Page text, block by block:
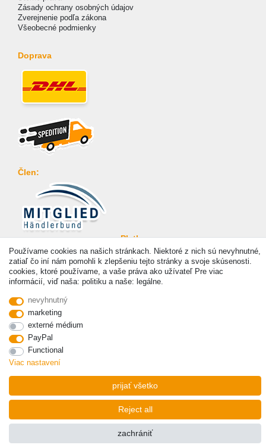
Zásady ochrany osobných údajov
Zverejnenie podľa zákona
Všeobecné podmienky
Doprava
Člen:
Platba
© Copyright 2026 | Všetky práva vyhradené. - Prices incl. VAT. 19% VAT Basic prices see
article detail | * Applies to deliveries to the UK!
Používame cookies na našich stránkach. Niektoré z nich sú nevyhnutné,
zatiaľ čo iní nám pomohli k zlepšeniu tejto stránky a svoje skúsenosti.
cookies, ktoré používame, a vaše práva ako užívateľ Pre viac
informácií, viď naša: politiku a naše: legálne.
nevyhnutný
marketing
externé médium
PayPal
Functional
Viac nastavení
prijať všetko
Reject all
zachrániť